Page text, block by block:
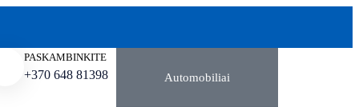
PASKAMBINKITE
+370 648 81398 Automobiliai